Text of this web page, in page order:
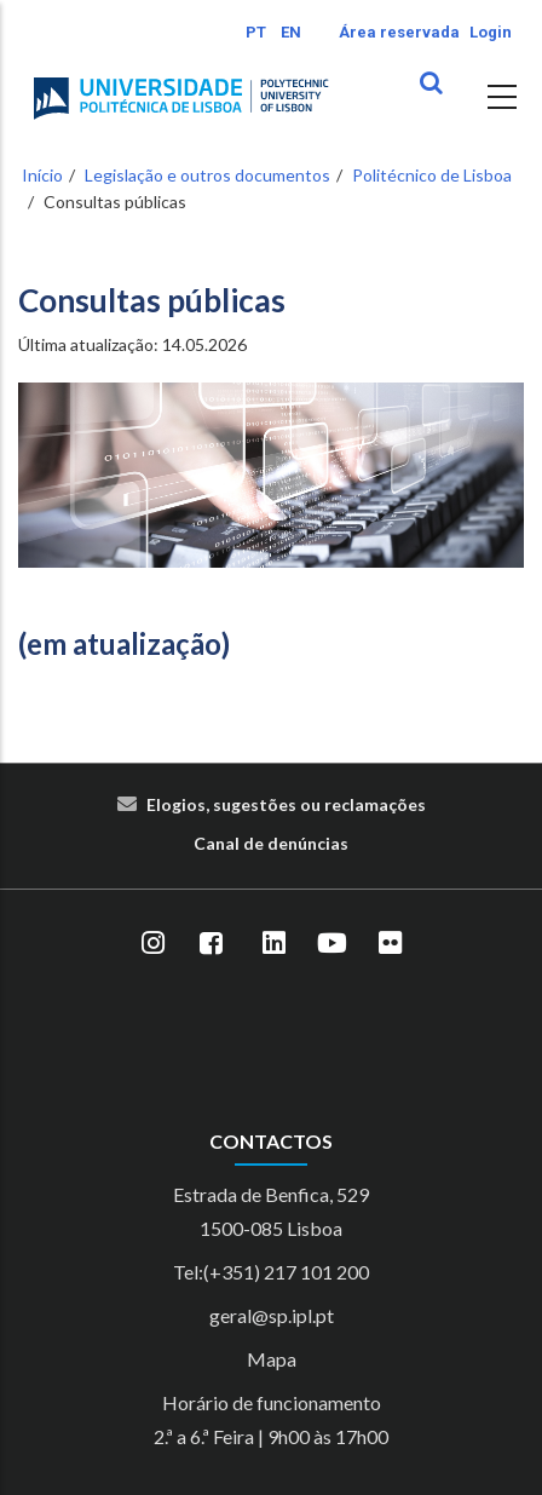
conteúdo
principal
PT EN Área reservada Login
Início Legislação e outros documentos
Politécnico de Lisboa
Consultas públicas
Consultas públicas
Última atualização: 14.05.2026
(em atualização)
Elogios, sugestões ou reclamações
Canal de denúncias
CONTACTOS
Estrada de Benfica, 529
1500-085 Lisboa
Tel:(+351) 217 101 200
geral@sp.ipl.pt
Mapa
Horário de funcionamento
2.ª a 6.ª Feira | 9h00 às 17h00